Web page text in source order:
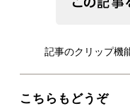
記事のクリップ機
こちらもどうぞ